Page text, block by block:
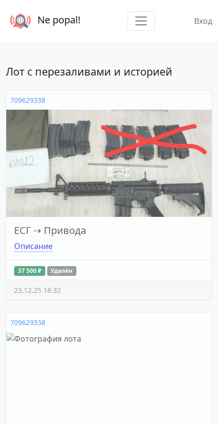
Ne popal! Вход
Лот с перезаливами и историей
709629338
ЕСГ ⇢ Привода
Описание
37 500 ₽ Удалён
23.12.25 18:32
709629338